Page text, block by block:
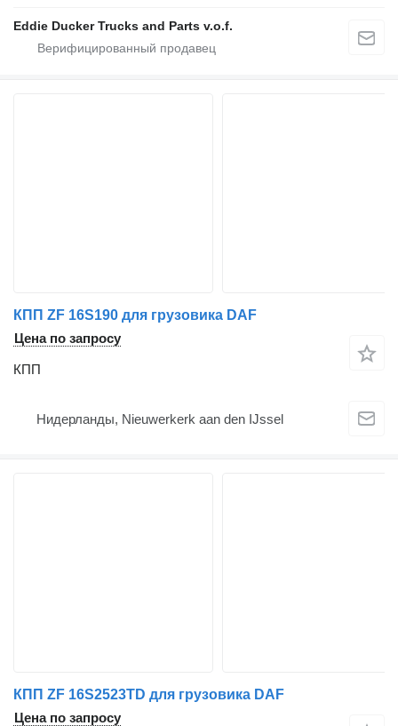
Eddie Ducker Trucks and Parts v.o.f.
КПП ZF 16S190 для грузовика DAF
Цена по запросу
КПП
Нидерланды, Nieuwerkerk aan den IJssel
КПП ZF 16S2523TD для грузовика DAF
Цена по запросу